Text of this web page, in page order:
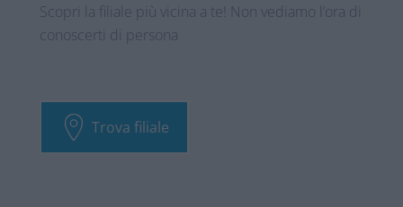
Scopri la filiale più vicina a te! Non vediamo l’ora di
conoscerti di persona
Trova filiale